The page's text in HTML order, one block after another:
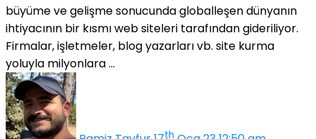
büyüme ve gelişme sonucunda globalleşen dünyanın
ihtiyacının bir kısmı web siteleri tarafından gideriliyor.
Firmalar, işletmeler, blog yazarları vb. site kurma
yoluyla milyonlara ...
th